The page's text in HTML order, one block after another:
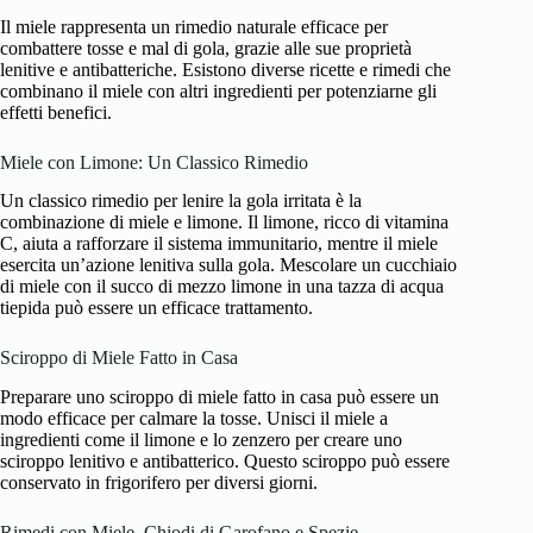
Il miele rappresenta un rimedio naturale efficace per
combattere tosse e mal di gola, grazie alle sue proprietà
lenitive e antibatteriche. Esistono diverse ricette e rimedi che
combinano il miele con altri ingredienti per potenziarne gli
effetti benefici.
Miele con Limone: Un Classico Rimedio
Un classico rimedio per lenire la gola irritata è la
combinazione di miele e limone. Il limone, ricco di vitamina
C, aiuta a rafforzare il sistema immunitario, mentre il miele
esercita un’azione lenitiva sulla gola. Mescolare un cucchiaio
di miele con il succo di mezzo limone in una tazza di acqua
tiepida può essere un efficace trattamento.
Sciroppo di Miele Fatto in Casa
Preparare uno sciroppo di miele fatto in casa può essere un
modo efficace per calmare la tosse. Unisci il miele a
ingredienti come il limone e lo zenzero per creare uno
sciroppo lenitivo e antibatterico. Questo sciroppo può essere
conservato in frigorifero per diversi giorni.